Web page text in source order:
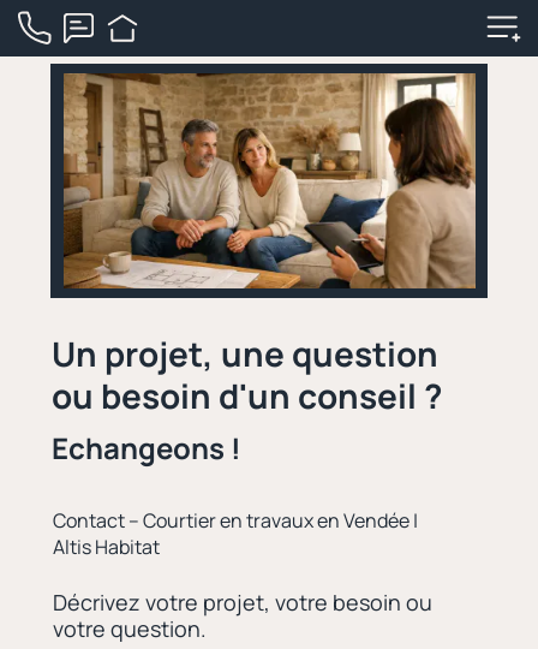
Un projet, une question
ou besoin d'un conseil ?
Echangeons !
Contact – Courtier en travaux en Vendée |
Altis Habitat
Décrivez votre projet, votre besoin ou
votre question.